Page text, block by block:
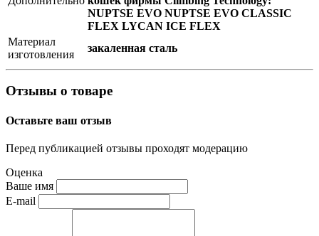
NUPTSE EVO NUPTSE EVO CLASSIC
FLEX LYCAN ICE FLEX
Материал
изготовления
закаленная сталь
Отзывы о товаре
Оставьте ваш отзыв
Перед публикацией отзывы проходят модерацию
Оценка
Ваше имя
E-mail